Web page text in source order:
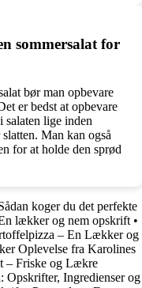
sommersalat for
bør man opbevare
er bedst at opbevare
salaten lige inden
Man kan også
for at holde den sprød
koger du det perfekte
lækker og nem opskrift •
– En Lækker og
Oplevelse fra Karolines
– Friske og Lækre
Opskrifter, Ingredienser og